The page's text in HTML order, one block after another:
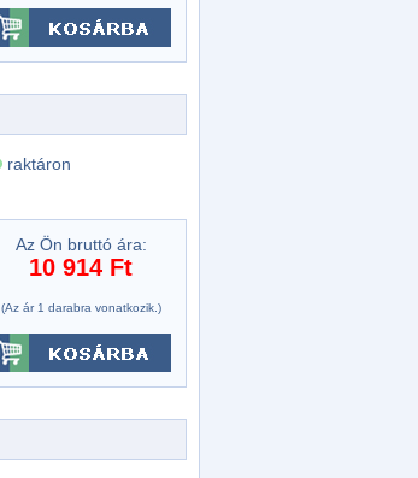
raktáron
Az Ön bruttó ára:
10 914 Ft
(Az ár 1 darabra vonatkozik.)